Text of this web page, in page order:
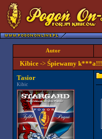
Autor
Kibice-> Śpiewamy k***a!!!
Tasior
Kibic